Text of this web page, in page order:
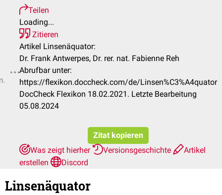
Teilen
Loading...
Zitieren
Artikel Linsenäquator:
Dr. Frank Antwerpes, Dr. rer. nat. Fabienne Reh
Abrufbar unter:
https://flexikon.doccheck.com/de/Linsen%C3%A4quator
DocCheck Flexikon 18.02.2021. Letzte Bearbeitung
05.08.2024
Zitat kopieren
Was zeigt hierher
Versionsgeschichte
Artikel
erstellen
Discord
Linsenäquator